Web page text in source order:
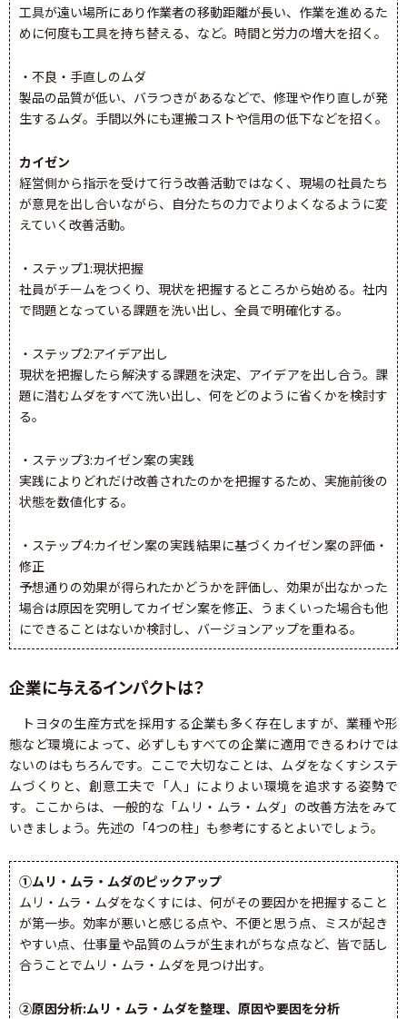
工具が遠い場所にあり作業者の移動距離が長い、作業を進めるた
めに何度も工具を持ち替える、など。時間と労力の増大を招く。
・不良・手直しのムダ
製品の品質が低い、バラつきがあるなどで、修理や作り直しが発
生するムダ。手間以外にも運搬コストや信用の低下などを招く。
カイゼン
経営側から指示を受けて行う改善活動ではなく、現場の社員たち
が意見を出し合いながら、自分たちの力でよりよくなるように変
えていく改善活動。
・ステップ1:現状把握
社員がチームをつくり、現状を把握するところから始める。社内
で問題となっている課題を洗い出し、全員で明確化する。
・ステップ2:アイデア出し
現状を把握したら解決する課題を決定、アイデアを出し合う。課
題に潜むムダをすべて洗い出し、何をどのように省くかを検討す
る。
・ステップ3:カイゼン案の実践
実践によりどれだけ改善されたのかを把握するため、実施前後の
状態を数値化する。
・ステップ4:カイゼン案の実践結果に基づくカイゼン案の評価・
修正
予想通りの効果が得られたかどうかを評価し、効果が出なかった
場合は原因を究明してカイゼン案を修正、うまくいった場合も他
にできることはないか検討し、バージョンアップを重ねる。
企業に与えるインパクトは？
トヨタの生産方式を採用する企業も多く存在しますが、業種や形
態など環境によって、必ずしもすべての企業に適用できるわけでは
ないのはもちろんです。ここで大切なことは、ムダをなくすシステ
ムづくりと、創意工夫で「人」によりよい環境を追求する姿勢で
す。ここからは、一般的な「ムリ・ムラ・ムダ」の改善方法をみて
いきましょう。先述の「4つの柱」も参考にするとよいでしょう。
①ムリ・ムラ・ムダのピックアップ
ムリ・ムラ・ムダをなくすには、何がその要因かを把握すること
が第一歩。効率が悪いと感じる点や、不便と思う点、ミスが起き
やすい点、仕事量や品質のムラが生まれがちな点など、皆で話し
合うことでムリ・ムラ・ムダを見つけ出す。
②原因分析:ムリ・ムラ・ムダを整理、原因や要因を分析